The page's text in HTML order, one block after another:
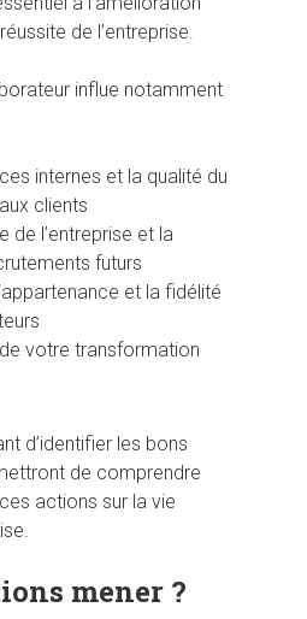
de l’entreprise.
influe notamment
internes et la qualité du
clients
de l’entreprise et la
futurs
et la fidélité
votre transformation
d’identifier les bons
de comprendre
actions sur la vie
mener ?